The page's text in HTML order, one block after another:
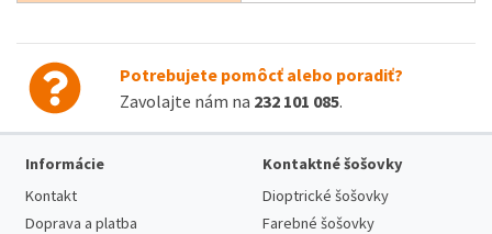
Potrebujete pomôcť alebo poradiť?
Zavolajte nám na 232 101 085.
Informácie
Kontakt
Doprava a platba
Kontaktné šošovky
Dioptrické šošovky
Farebné šošovky